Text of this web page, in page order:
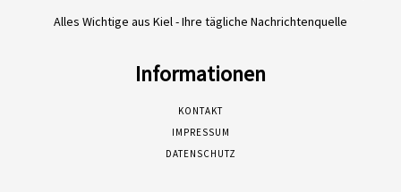
Alles Wichtige aus Kiel - Ihre tägliche Nachrichtenquelle
Informationen
KONTAKT
IMPRESSUM
DATENSCHUTZ